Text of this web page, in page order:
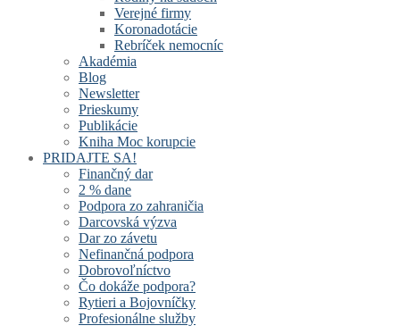
Verejné firmy
Koronadotácie
Rebríček nemocníc
Akadémia
Blog
Newsletter
Prieskumy
Publikácie
Kniha Moc korupcie
PRIDAJTE SA!
Finančný dar
2 % dane
Podpora zo zahraničia
Darcovská výzva
Dar zo závetu
Nefinančná podpora
Dobrovoľníctvo
Čo dokáže podpora?
Rytieri a Bojovníčky
Profesionálne služby